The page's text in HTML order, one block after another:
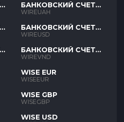
БАНКОВСКИЙ СЧЕТ
UAH
WIREUAH
БАНКОВСКИЙ СЧЕТ
USD
WIREUSD
БАНКОВСКИЙ СЧЕТ
VND
WIREVND
WISE EUR
WISEEUR
WISE GBP
WISEGBP
WISE USD